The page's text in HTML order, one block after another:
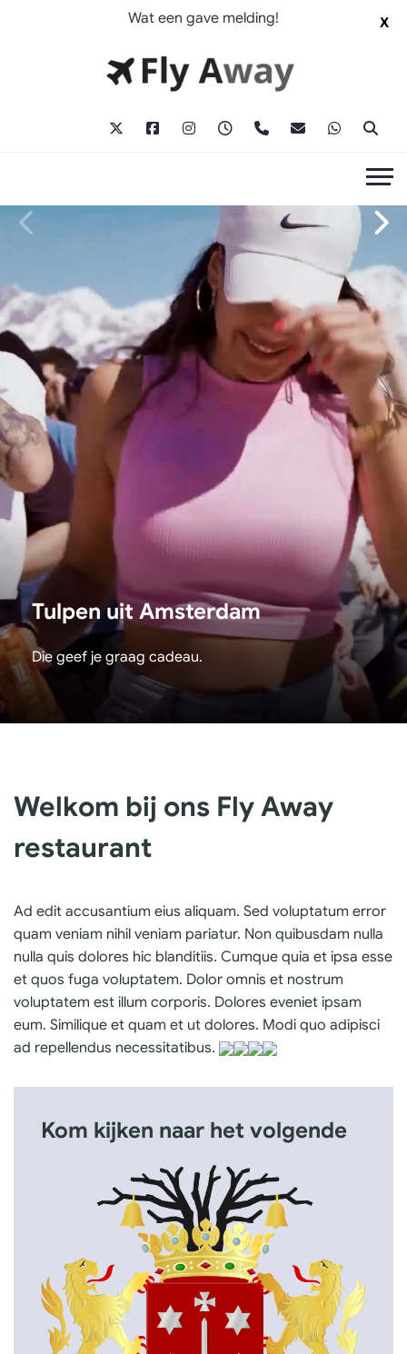
Wat een gave melding! X
Tulpen uit Amsterdam
Die geef je graag cadeau.
Welkom bij ons Fly Away
restaurant
Ad edit accusantium eius aliquam. Sed voluptatum error
quam veniam nihil veniam pariatur. Non quibusdam nulla
nulla quis dolores hic blanditiis. Cumque quia et ipsa esse
et quos fuga voluptatem. Dolor omnis et nostrum
voluptatem est illum corporis. Dolores eveniet ipsam
eum. Similique et quam et ut dolores. Modi quo adipisci
ad repellendus necessitatibus.
Kom kijken naar het volgende